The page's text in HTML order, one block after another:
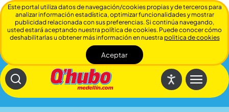
Cerrar
Este portal utiliza datos de navegación/cookies propias y de terceros para
analizar información estadística, optimizar funcionalidades y mostrar
publicidad relacionada con sus preferencias. Si continúa navegando,
usted estará aceptando nuestra política de cookies. Puede conocer cómo
deshabilitarlas u obtener más información en nuestra politica de cookies
Aceptar